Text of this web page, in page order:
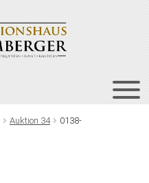
Auktion 34
0138-